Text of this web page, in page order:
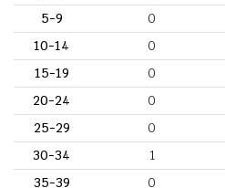
5-9
0
10-14
0
15-19
0
20-24
0
25-29
0
30-34
1
35-39
0